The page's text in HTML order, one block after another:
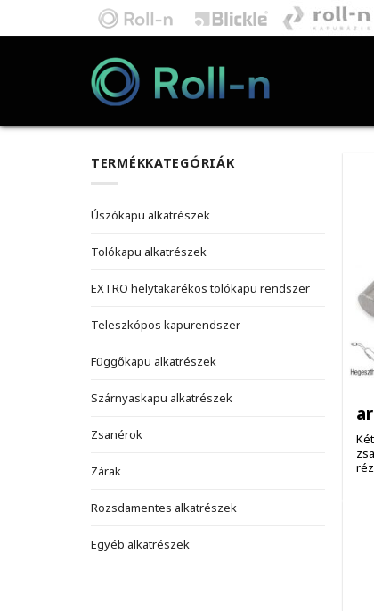
TERMÉKKATEGÓRIÁK
Úszókapu alkatrészek
Tolókapu alkatrészek
EXTRO helytakarékos tolókapu rendszer
Teleszkópos kapurendszer
Függőkapu alkatrészek
Szárnyaskapu alkatrészek
Zsanérok
Zárak
Rozsdamentes alkatrészek
Egyéb alkatrészek